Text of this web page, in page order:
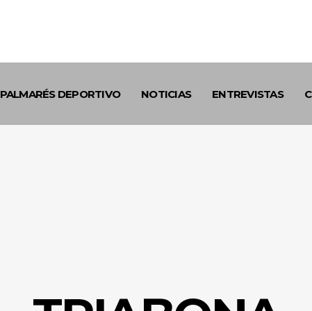
PALMARÉS DEPORTIVO NOTICIAS ENTREVISTAS